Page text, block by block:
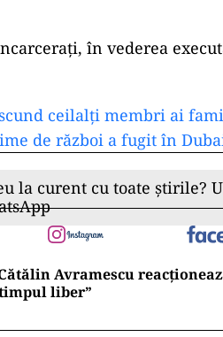
în vederea
ceilalţi membri ai
de război a fugit în
la curent cu toate știrile?
Avramescu
liber”